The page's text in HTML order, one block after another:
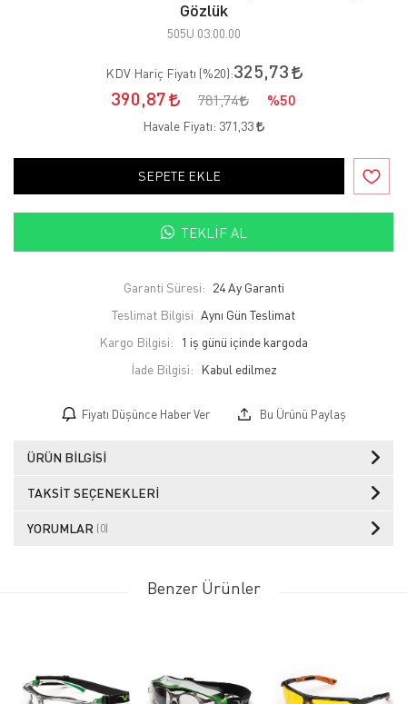
Gözlük
505U 03.00.00
KDV Hariç Fiyatı (%20):325,73
390,87
781,74 %50
Havale Fiyatı: 371,33
SEPETE EKLE
TEKLIF AL
Garanti Süresi: 24 Ay Garanti
Teslimat Bilgisi Aynı Gün Teslimat
Kargo Bilgisi:
1 iş günü içinde kargoda
İade Bilgisi:
Fiyatı Düşünce Haber Ver Bu Ürünü Paylaş
ÜRÜN BILGISI
TAKSIT SEÇENEKLERI
YORUMLAR (0)
Benzer Ürünler